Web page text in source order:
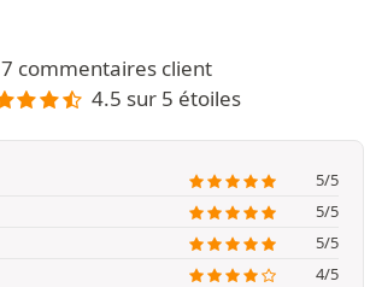
7 commentaires client
4.5 sur 5 étoiles
5/5
5/5
5/5
4/5